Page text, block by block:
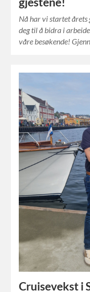
Nå har vi startet årets
deg til å bidra i
våre besøkende!
Cruisevekst i